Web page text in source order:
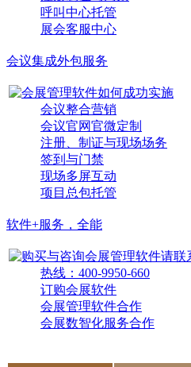
呼叫中心托管
展会客服中心
会议集成外包服务
会议整合营销
会议官网官微定制
注册、制证与现场场务
签到与门禁
现场多屏互动
项目总包托管
软件+服务，全能
热线：400-9950-660
订购会展软件
会展管理软件合作
会展数智化服务合作